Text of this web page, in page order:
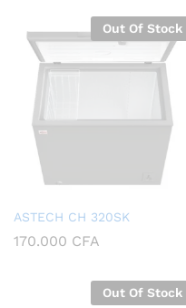
Out Of Stock
ASTECH CH 320SK
170.000 CFA
Out Of Stock